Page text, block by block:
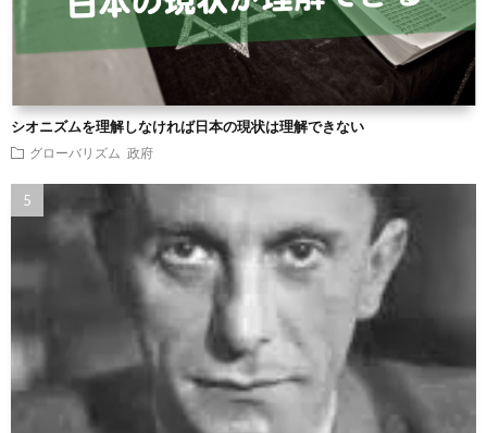
シオニズムを理解しなければ日本の現状は理解できない
グローバリズム 政府